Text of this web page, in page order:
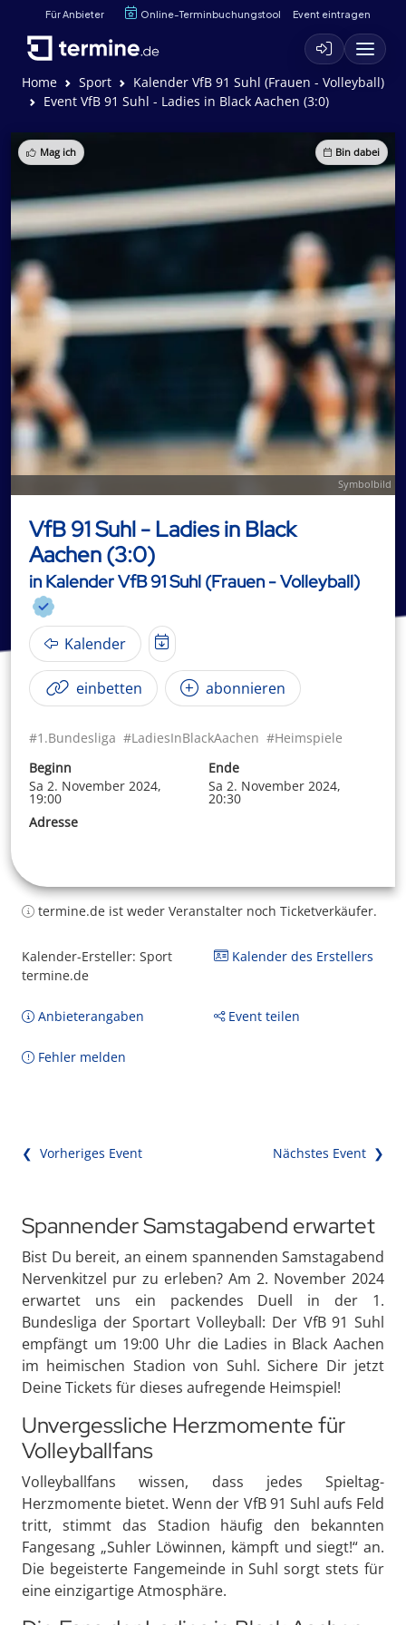
Für Anbieter Online-Terminbuchungstool Event eintragen
Home Sport
Kalender VfB 91 Suhl (Frauen - Volleyball)
Event VfB 91 Suhl - Ladies in Black Aachen (3:0)
Mag ich Bin dabei
Symbolbild
VfB 91 Suhl - Ladies in Black
Aachen (3:0)
in Kalender VfB 91 Suhl (Frauen - Volleyball)
Kalender
einbetten abonnieren
#1.Bundesliga #LadiesInBlackAachen #Heimspiele
Beginn
Sa 2. November 2024,
19:00
Ende
Sa 2. November 2024,
20:30
Adresse
termine.de ist weder Veranstalter noch Ticketverkäufer.
Kalender-Ersteller: Sport
termine.de
Kalender des Erstellers
Anbieterangaben Event teilen
Fehler melden
❮ Vorheriges Event Nächstes Event ❯
Spannender Samstagabend erwartet
Bist Du bereit, an einem spannenden Samstagabend
Nervenkitzel pur zu erleben? Am 2. November 2024
erwartet uns ein packendes Duell in der 1.
Bundesliga der Sportart Volleyball: Der VfB 91 Suhl
empfängt um 19:00 Uhr die Ladies in Black Aachen
im heimischen Stadion von Suhl. Sichere Dir jetzt
Deine Tickets für dieses aufregende Heimspiel!
Unvergessliche Herzmomente für
Volleyballfans
Volleyballfans wissen, dass jedes Spieltag-
Herzmomente bietet. Wenn der VfB 91 Suhl aufs Feld
tritt, stimmt das Stadion häufig den bekannten
Fangesang „Suhler Löwinnen, kämpft und siegt!“ an.
Die begeisterte Fangemeinde in Suhl sorgt stets für
eine einzigartige Atmosphäre.